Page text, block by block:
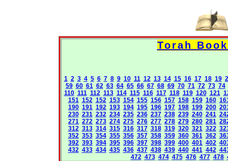
1 2 3 4 5 6 7 8 9 10 11 12 13 14 15 16 17 18 19
59 60 61 62 63 64 65 66 67 68 69 70 71 72 73 74
110 111 112 113 114 115 116 117 118 119 120 121
151 152 152 153 154 155 156 157 158 159 160
190 191 192 193 194 195 196 197 198 199 200
230 231 232 234 235 236 237 238 239 240 241
271 272 273 274 275 276 277 278 279 280 281
312 313 314 315 316 317 318 319 320 321 322
352 353 354 355 356 357 358 359 360 361 362
392 393 394 395 396 397 398 399 400 401 402
432 433 434 435 436 437 438 439 440 441 442
472 473 474 475 476 477 478